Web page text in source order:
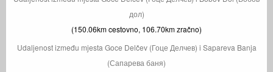
дол)
(150.06km cestovno, 106.70km zračno)
Udaljenost između mjesta Goce Delčev (Гоце Делчев) i Sapareva Banja
(Сапарева баня)